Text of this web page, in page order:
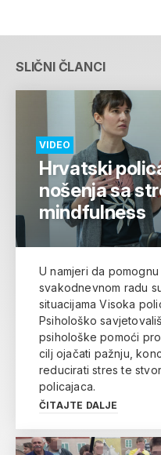
SLIČNI ČLANCI
VIDEO
Hrvatski
nošenja sa
mindfulness
U namjeri da
svakodnevnom radu
situacijama Visoka
Psihološko
psihološke pomoći
cilj ojačati pažnju,
reducirati stres te
policajaca.
ČITAJTE DALJE